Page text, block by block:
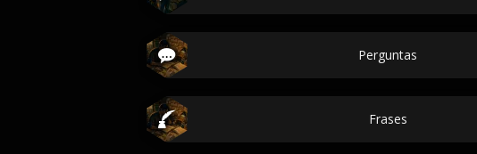
Perguntas
Frases